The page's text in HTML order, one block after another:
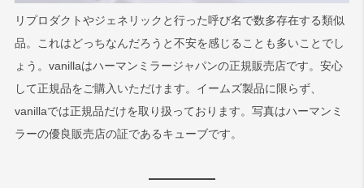
リプロダクトやジェネリックと行った呼び名で数多存在する類似
品。これはどっちなんだろうと不安を感じることも多いことでし
ょう。vanillaはハーマンミラージャパンの正規販売店です。安心
して正規品をご購入いただけます。イームズ製品に限らず、
vanillaでは正規品だけを取り扱っております。写真はハーマンミ
ラーの優良販売店の証であるキューブです。